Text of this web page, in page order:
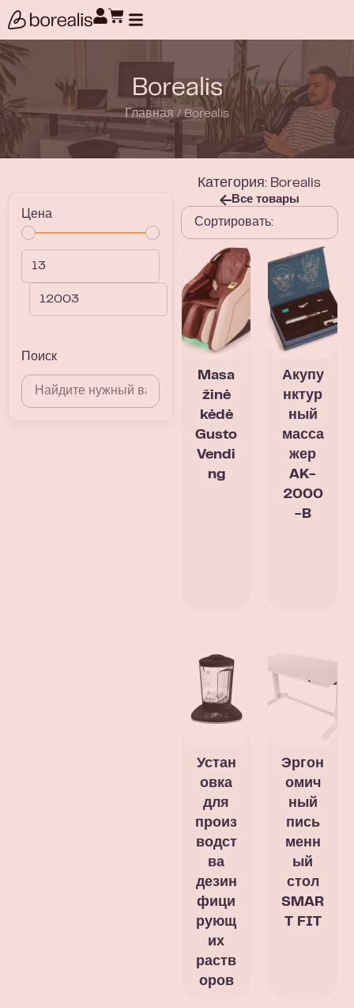
Borealis
Главная /Borealis
Цена
Поиск
Все товары
Категория: Borealis
Masa
žinė
kėdė
Gusto
Vendi
ng
Акупу
нктур
ный
масса
жер
AK-
2000
-B
Устан
овка
для
произ
водст
ва
дезин
фици
рующ
их
раств
оров
Эргон
омич
ный
пись
менн
ый
стол
SMAR
T FIT